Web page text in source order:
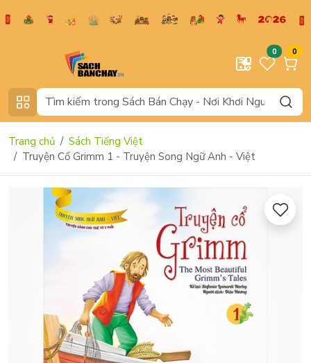
0 0
Trang chủ
Sách Tiếng Việt
Truyện Cổ Grimm 1 - Truyện Song Ngữ Anh - Việt